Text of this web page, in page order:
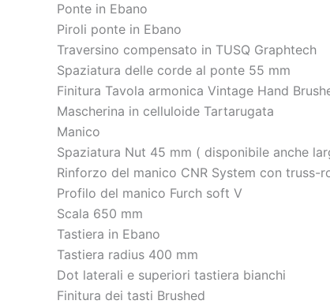
Ponte in Ebano
Piroli ponte in Ebano
Traversino compensato in TUSQ Graphtech
Spaziatura delle corde al ponte 55 mm
Finitura Tavola armonica Vintage Hand
Mascherina in celluloide Tartarugata
Manico
Spaziatura Nut 45 mm ( disponibile anche
Rinforzo del manico CNR System con truss-
Profilo del manico Furch soft V
Scala 650 mm
Tastiera in Ebano
Tastiera radius 400 mm
Dot laterali e superiori tastiera bianchi
Finitura dei tasti Brushed